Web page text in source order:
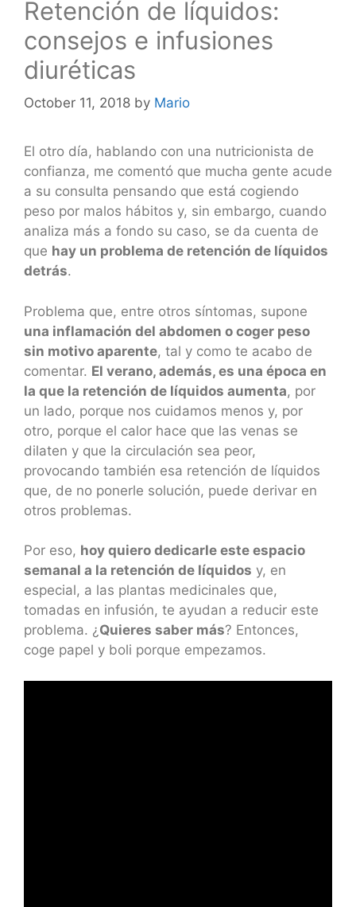
Retención de líquidos:
consejos e infusiones
diuréticas
October 11, 2018 by Mario
El otro día, hablando con una nutricionista de
confianza, me comentó que mucha gente acude
a su consulta pensando que está cogiendo
peso por malos hábitos y, sin embargo, cuando
analiza más a fondo su caso, se da cuenta de
que hay un problema de retención de líquidos
detrás.
Problema que, entre otros síntomas, supone
una inflamación del abdomen o coger peso
sin motivo aparente, tal y como te acabo de
comentar. El verano, además, es una época en
la que la retención de líquidos aumenta, por
un lado, porque nos cuidamos menos y, por
otro, porque el calor hace que las venas se
dilaten y que la circulación sea peor,
provocando también esa retención de líquidos
que, de no ponerle solución, puede derivar en
otros problemas.
Por eso, hoy quiero dedicarle este espacio
semanal a la retención de líquidos y, en
especial, a las plantas medicinales que,
tomadas en infusión, te ayudan a reducir este
problema. ¿ Quieres saber más? Entonces,
coge papel y boli porque empezamos.